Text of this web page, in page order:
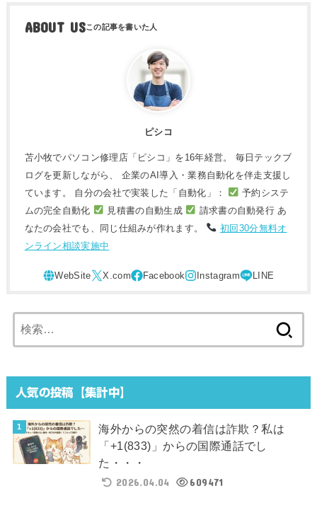
ABOUT US
ピシコ
苫小牧でパソコン修理店「ピシコ」を16年経営。 毎日テックブ
ログを更新しながら、 企業のAI導入・業務自動化を伴走支援し
ています。 自分の会社で実装した「自動化」：
予約システ
ムの完全自動化
見積書の自動生成
請求書の自動発行 あ
なたの会社でも、同じ仕組みが作れます。
初回30分無料オ
ンライン相談実施中
索:
人気の投稿【集計中】
海外からの突然の着信は詐欺？私は
「+1(833)」からの国際通話でし
た・・・
2026.04.04
609471